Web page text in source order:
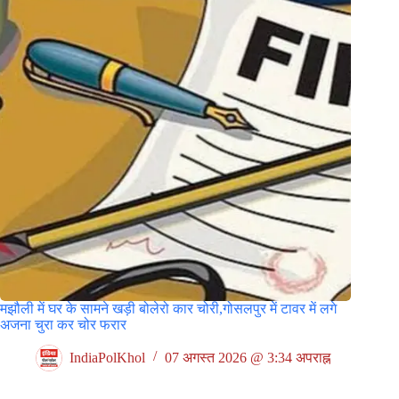
मझौली में घर के सामने खड़ी बोलेरो कार चोरी,गोसलपुर में टावर में लगे
अजना चुरा कर चोर फरार
IndiaPolKhol 07 अगस्त 2026 @ 3:34 अपराह्न